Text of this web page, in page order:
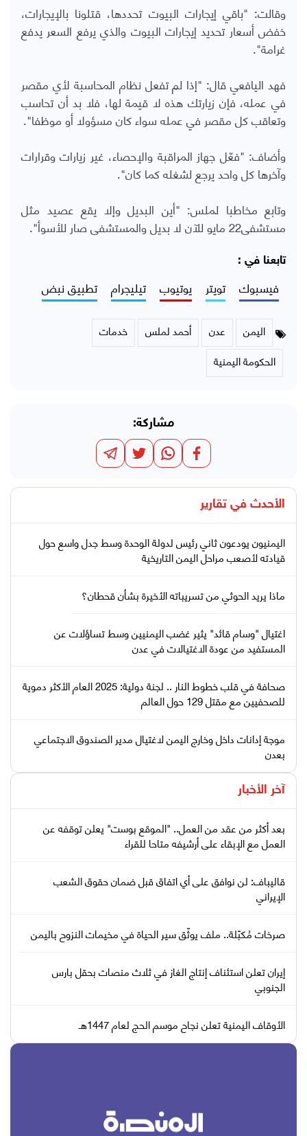
وقالت: "باقي إيجارات البيوت تحددها، قتلونا بالإيجارات،
خفض أسعار تحديد إيجارات البيوت والذي يرفع السعر يدفع
غرامة".
فهد اليافعي قال: "إذا لم تفعل نظام المحاسبة لأي مقصر
في عمله، فإن زيارتك هذه لا قيمة لها، فلا بد أن تحاسب
وتعاقب كل مقصر في عمله سواء كان مسؤولا أو موظفا".
وأضاف: "فعّل جهاز المراقبة والإحصاء، غير زيارات وقرارات
وآخرها كل واحد يرجع لشغله كما كان".
وتابع مخاطبا لملس: "أين البديل وإلا يقع عصيد مثل
مستشفى22 مايو للآن لا بديل والمستشفى صار للأسوأ".
تابعنا في :
فيسبوك تويتر يوتيوب تيليجرام تطبيق نبض
اليمن عدن أحمد لملس
خدمات
الحكومة اليمنية
مشاركة:
الأحدث في تقارير
اليمنيون يودعون ثاني رئيس لدولة الوحدة وسط جدل واسع حول
قيادته لأصعب مراحل اليمن التاريخية
ماذا يريد الحوثي من تسريباته الأخيرة بشأن قحطان؟
اغتيال "وسام قائد" يثير غضب اليمنيين وسط تساؤلات عن
المستفيد من عودة الاغتيالات في عدن
صحافة في قلب خطوط النار .. لجنة دولية: 2025 العام الأكثر دموية
للصحفيين مع مقتل 129 حول العالم
موجة إدانات داخل وخارج اليمن لاغتيال مدير الصندوق الاجتماعي
بعدن
آخر الأخبار
بعد أكثر من عقد من العمل.. "الموقع بوست" يعلن توقفه عن
العمل مع الإبقاء على أرشيفه متاحا للقراء
قاليباف: لن نوافق على أي اتفاق قبل ضمان حقوق الشعب
الإيراني
صرخات مُكبّلة.. ملف يوثّق سير الحياة في مخيمات النزوح باليمن
إيران تعلن استئناف إنتاج الغاز في ثلاث منصات بحقل بارس
الجنوبي
الأوقاف اليمنية تعلن نجاح موسم الحج لعام 1447هـ